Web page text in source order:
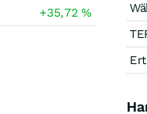
+35,72%